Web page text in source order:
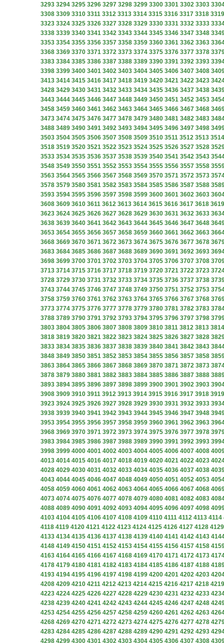
3293 3294 3295 3296 3297 3298 3299 3300 3301 3302 3303
3308 3309 3310 3311 3312 3313 3314 3315 3316 3317 3318 3319
3323 3324 3325 3326 3327 3328 3329 3330 3331 3332 3333
3338 3339 3340 3341 3342 3343 3344 3345 3346 3347 3348
3353 3354 3355 3356 3357 3358 3359 3360 3361 3362 3363
3368 3369 3370 3371 3372 3373 3374 3375 3376 3377 3378
3383 3384 3385 3386 3387 3388 3389 3390 3391 3392 3393
3398 3399 3400 3401 3402 3403 3404 3405 3406 3407 3408
3413 3414 3415 3416 3417 3418 3419 3420 3421 3422 3423
3428 3429 3430 3431 3432 3433 3434 3435 3436 3437 3438
3443 3444 3445 3446 3447 3448 3449 3450 3451 3452 3453
3458 3459 3460 3461 3462 3463 3464 3465 3466 3467 3468
3473 3474 3475 3476 3477 3478 3479 3480 3481 3482 3483
3488 3489 3490 3491 3492 3493 3494 3495 3496 3497 3498
3503 3504 3505 3506 3507 3508 3509 3510 3511 3512 3513 3514
3518 3519 3520 3521 3522 3523 3524 3525 3526 3527 3528
3533 3534 3535 3536 3537 3538 3539 3540 3541 3542 3543
3548 3549 3550 3551 3552 3553 3554 3555 3556 3557 3558
3563 3564 3565 3566 3567 3568 3569 3570 3571 3572 3573
3578 3579 3580 3581 3582 3583 3584 3585 3586 3587 3588
3593 3594 3595 3596 3597 3598 3599 3600 3601 3602 3603
3608 3609 3610 3611 3612 3613 3614 3615 3616 3617 3618 3619
3623 3624 3625 3626 3627 3628 3629 3630 3631 3632 3633
3638 3639 3640 3641 3642 3643 3644 3645 3646 3647 3648
3653 3654 3655 3656 3657 3658 3659 3660 3661 3662 3663
3668 3669 3670 3671 3672 3673 3674 3675 3676 3677 3678
3683 3684 3685 3686 3687 3688 3689 3690 3691 3692 3693
3698 3699 3700 3701 3702 3703 3704 3705 3706 3707 3708
3713 3714 3715 3716 3717 3718 3719 3720 3721 3722 3723
3728 3729 3730 3731 3732 3733 3734 3735 3736 3737 3738
3743 3744 3745 3746 3747 3748 3749 3750 3751 3752 3753
3758 3759 3760 3761 3762 3763 3764 3765 3766 3767 3768
3773 3774 3775 3776 3777 3778 3779 3780 3781 3782 3783
3788 3789 3790 3791 3792 3793 3794 3795 3796 3797 3798
3803 3804 3805 3806 3807 3808 3809 3810 3811 3812 3813 3814
3818 3819 3820 3821 3822 3823 3824 3825 3826 3827 3828
3833 3834 3835 3836 3837 3838 3839 3840 3841 3842 3843
3848 3849 3850 3851 3852 3853 3854 3855 3856 3857 3858
3863 3864 3865 3866 3867 3868 3869 3870 3871 3872 3873
3878 3879 3880 3881 3882 3883 3884 3885 3886 3887 3888
3893 3894 3895 3896 3897 3898 3899 3900 3901 3902 3903
3908 3909 3910 3911 3912 3913 3914 3915 3916 3917 3918 3919
3923 3924 3925 3926 3927 3928 3929 3930 3931 3932 3933
3938 3939 3940 3941 3942 3943 3944 3945 3946 3947 3948
3953 3954 3955 3956 3957 3958 3959 3960 3961 3962 3963
3968 3969 3970 3971 3972 3973 3974 3975 3976 3977 3978
3983 3984 3985 3986 3987 3988 3989 3990 3991 3992 3993
3998 3999 4000 4001 4002 4003 4004 4005 4006 4007 4008
4013 4014 4015 4016 4017 4018 4019 4020 4021 4022 4023
4028 4029 4030 4031 4032 4033 4034 4035 4036 4037 4038
4043 4044 4045 4046 4047 4048 4049 4050 4051 4052 4053
4058 4059 4060 4061 4062 4063 4064 4065 4066 4067 4068
4073 4074 4075 4076 4077 4078 4079 4080 4081 4082 4083
4088 4089 4090 4091 4092 4093 4094 4095 4096 4097 4098
4103 4104 4105 4106 4107 4108 4109 4110 4111 4112 4113 4114
4118 4119 4120 4121 4122 4123 4124 4125 4126 4127 4128 4129
4133 4134 4135 4136 4137 4138 4139 4140 4141 4142 4143
4148 4149 4150 4151 4152 4153 4154 4155 4156 4157 4158
4163 4164 4165 4166 4167 4168 4169 4170 4171 4172 4173
4178 4179 4180 4181 4182 4183 4184 4185 4186 4187 4188
4193 4194 4195 4196 4197 4198 4199 4200 4201 4202 4203
4208 4209 4210 4211 4212 4213 4214 4215 4216 4217 4218 4219
4223 4224 4225 4226 4227 4228 4229 4230 4231 4232 4233
4238 4239 4240 4241 4242 4243 4244 4245 4246 4247 4248
4253 4254 4255 4256 4257 4258 4259 4260 4261 4262 4263
4268 4269 4270 4271 4272 4273 4274 4275 4276 4277 4278
4283 4284 4285 4286 4287 4288 4289 4290 4291 4292 4293
4298 4299 4300 4301 4302 4303 4304 4305 4306 4307 4308